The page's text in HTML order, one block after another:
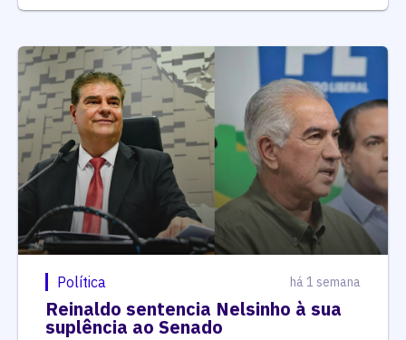
Política há 1 semana
Reinaldo sentencia Nelsinho à sua
suplência ao Senado